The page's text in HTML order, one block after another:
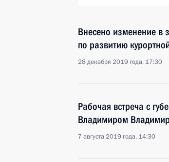
Внесено изменение в
по развитию
28 декабря 2019 года, 17:30
Рабочая встреча с
Владимиром
7 августа 2019 года, 14:30